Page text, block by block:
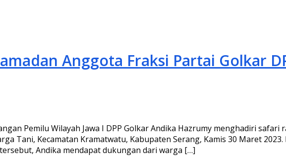
Anggota Fraksi Partai Golkar
Pemilu Wilayah Jawa I DPP Golkar Andika Hazrumy menghadiri safari
Tani, Kecamatan Kramatwatu, Kabupaten Serang, Kamis 30 Maret
Andika mendapat dukungan dari warga […]